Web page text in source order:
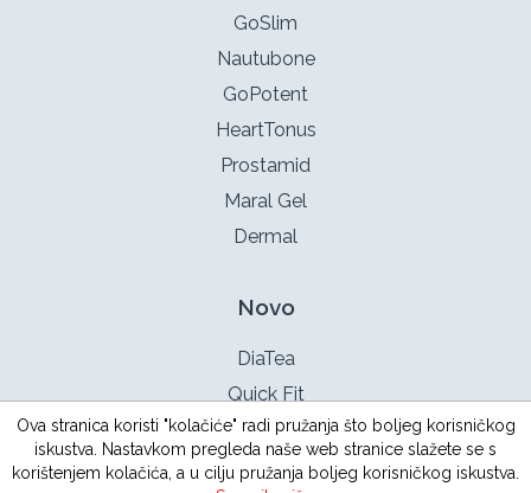
Ova stranica koristi "kolačiće" radi pružanja što boljeg korisničkog
iskustva. Nastavkom pregleda naše web stranice slažete se s
korištenjem kolačića, a u cilju pružanja boljeg korisničkog iskustva.
GoSlim
Nautubone
GoPotent
HeartTonus
Prostamid
Maral Gel
Dermal
Novo
DiaTea
Quick Fit
TestoX
Intimotea